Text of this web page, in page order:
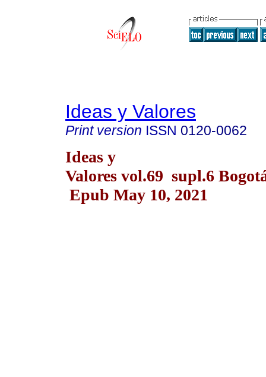
Ideas y Valores
Print version ISSN 0120-0062
Ideas y
Valores vol.69 supl.6
Epub May 10, 2021